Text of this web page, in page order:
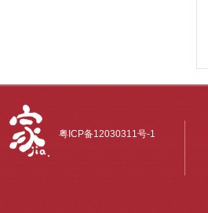
粤ICP备12030311号-1